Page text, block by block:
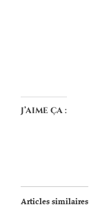
J’aime ça :
Articles similaires